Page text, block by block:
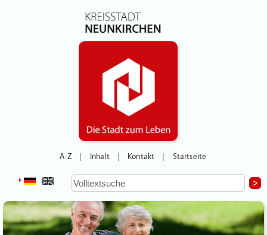
A-Z Inhalt Kontakt Startseite